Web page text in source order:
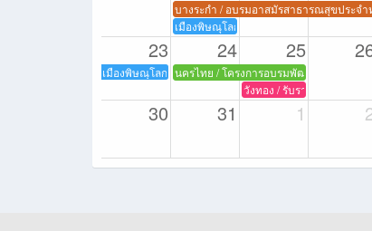
บางระกำ / อบรมอาสมัรสาธารณสุขประจ
เมืองพิษณุโลก / จัดกิจกรรมเสริมสร้างศัก
23 24 25
เมืองพิษณุโลก / ดำเนินการเลือกตั้งผู้แทนฝ่ายนายจ้างและ
นครไทย / โครงการอบรมพัฒนาคุณภาพผุ้เ
วังทอง / รับรายงานตัวผู้ถูก
30 31 1